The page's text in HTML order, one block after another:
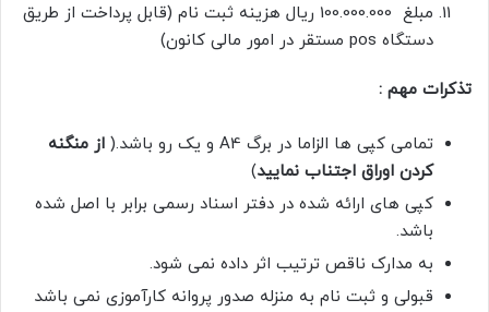
مبلغ 100.000.000 ریال هزینه ثبت نام (قابل پرداخت از طریق
دستگاه pos مستقر در امور مالی کانون)
تذکرات مهم :
تمامی کپی ها الزاما در برگ A4 و یک رو باشد.(
از منگنه
کردن اوراق اجتناب نمایید)
کپی های ارائه شده در دفتر اسناد رسمی برابر با اصل شده
باشد.
به مدارک ناقص ترتیب اثر داده نمی شود.
قبولی و ثبت نام به منزله صدور پروانه کارآموزی نمی باشد